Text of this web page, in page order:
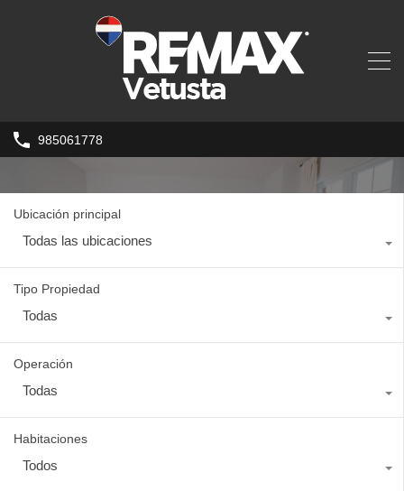
985061778
Ubicación principal
Todas las ubicaciones
Tipo Propiedad
Todas
Operación
Todas
Habitaciones
Todos